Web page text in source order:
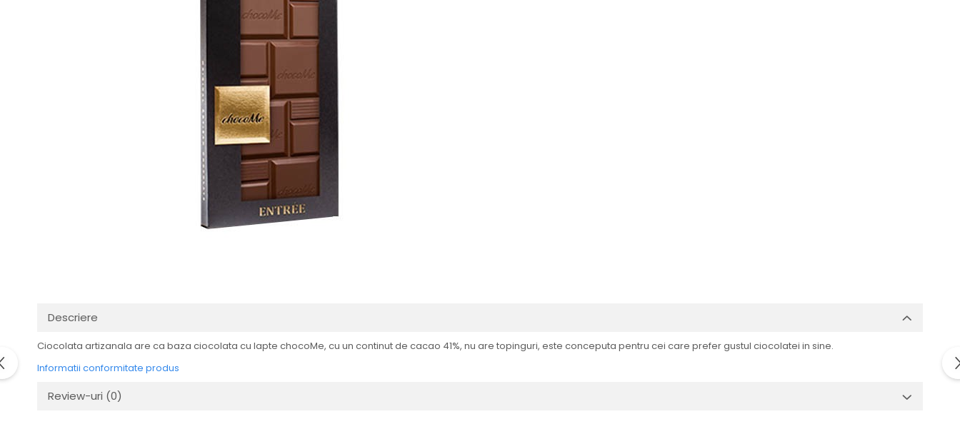
Descriere
Ciocolata artizanala are ca baza ciocolata cu lapte chocoMe, cu un continut de cacao 41%, nu are topinguri, este conceputa pentru cei care prefer gustul ciocolatei in sine.
Informatii conformitate produs
Review-uri (0)